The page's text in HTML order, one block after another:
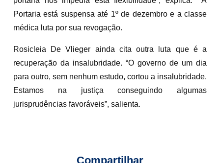
Portaria está suspensa até 1º de dezembro e a classe
médica luta por sua revogação.
Rosicleia De Vlieger ainda cita outra luta que é a
recuperação da insalubridade. “O governo de um dia
para outro, sem nenhum estudo, cortou a insalubridade.
Estamos na justiça conseguindo algumas
jurisprudências favoráveis”, salienta.
Compartilhar